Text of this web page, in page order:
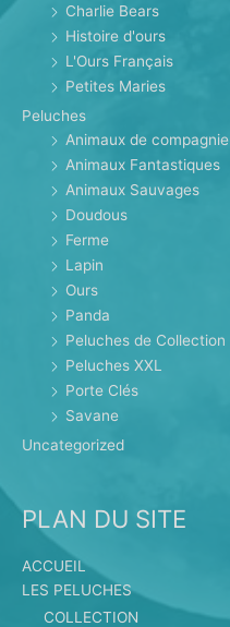
Charlie Bears
Histoire d'ours
L'Ours Français
Petites Maries
Peluches
Animaux de compagnie
Animaux Fantastiques
Animaux Sauvages
Doudous
Ferme
Lapin
Ours
Panda
Peluches de Collection
Peluches XXL
Porte Clés
Savane
Uncategorized
PLAN DU SITE
ACCUEIL
LES PELUCHES
COLLECTION